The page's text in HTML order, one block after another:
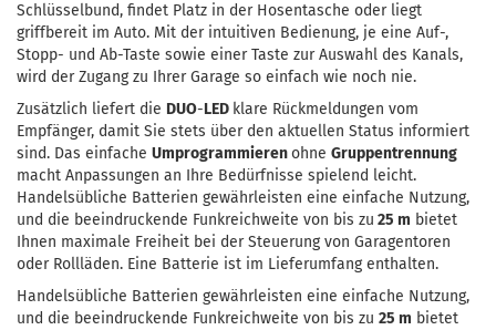
Schlüsselbund, findet Platz in der Hosentasche oder liegt
griffbereit im Auto. Mit der intuitiven Bedienung, je eine Auf-,
Stopp- und Ab-Taste sowie einer Taste zur Auswahl des Kanals,
wird der Zugang zu Ihrer Garage so einfach wie noch nie.
Zusätzlich liefert die DUO-LED klare Rückmeldungen vom
Empfänger, damit Sie stets über den aktuellen Status informiert
sind. Das einfache Umprogrammierenohne Gruppentrennung
macht Anpassungen an Ihre Bedürfnisse spielend leicht.
Handelsübliche Batterien gewährleisten eine einfache Nutzung,
und die beeindruckende Funkreichweite von bis zu 25 m bietet
Ihnen maximale Freiheit bei der Steuerung von Garagentoren
oder Rollläden. Eine Batterie ist im Lieferumfang enthalten.
Handelsübliche Batterien gewährleisten eine einfache Nutzung,
und die beeindruckende Funkreichweite von bis zu 25 m bietet